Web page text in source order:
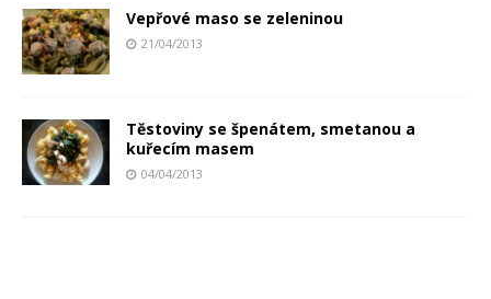
Vepřové maso se zeleninou
21/04/2013
Těstoviny se špenátem, smetanou a
kuřecím masem
04/04/2013